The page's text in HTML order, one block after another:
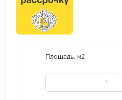
Площадь, м2